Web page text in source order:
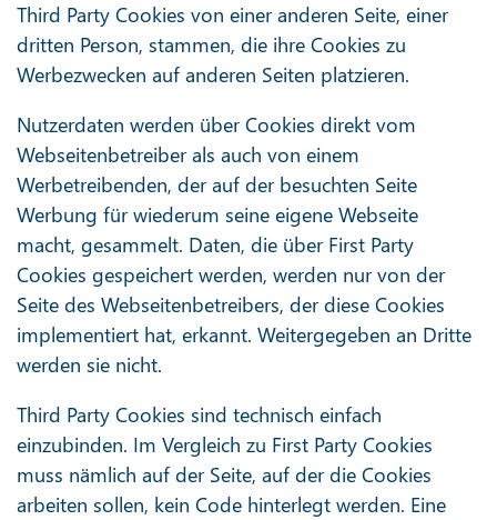
Third Party Cookies von einer anderen Seite, einer
dritten Person, stammen, die ihre Cookies zu
Werbezwecken auf anderen Seiten platzieren.
Nutzerdaten werden über Cookies direkt vom
Webseitenbetreiber als auch von einem
Werbetreibenden, der auf der besuchten Seite
Werbung für wiederum seine eigene Webseite
macht, gesammelt. Daten, die über First Party
Cookies gespeichert werden, werden nur von der
Seite des Webseitenbetreibers, der diese Cookies
implementiert hat, erkannt. Weitergegeben an Dritte
werden sie nicht.
Third Party Cookies sind technisch einfach
einzubinden. Im Vergleich zu First Party Cookies
muss nämlich auf der Seite, auf der die Cookies
arbeiten sollen, kein Code hinterlegt werden. Eine